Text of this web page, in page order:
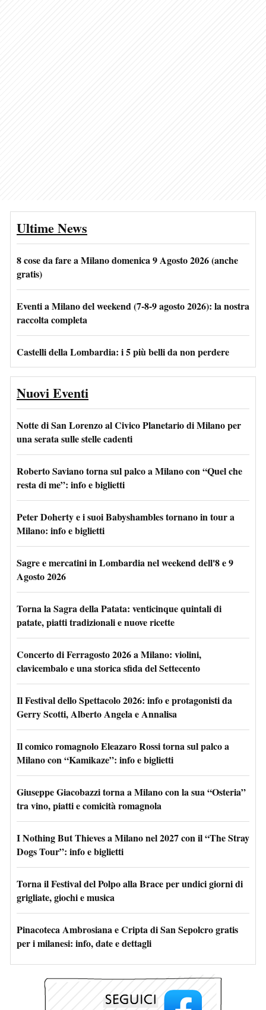
Ultime News
8 cose da fare a Milano domenica 9 Agosto 2026 (anche
gratis)
Eventi a Milano del weekend (7-8-9 agosto 2026): la nostra
raccolta completa
Castelli della Lombardia: i 5 più belli da non perdere
Nuovi Eventi
Notte di San Lorenzo al Civico Planetario di Milano per
una serata sulle stelle cadenti
Roberto Saviano torna sul palco a Milano con “Quel che
resta di me”: info e biglietti
Peter Doherty e i suoi Babyshambles tornano in tour a
Milano: info e biglietti
Sagre e mercatini in Lombardia nel weekend dell'8 e 9
Agosto 2026
Torna la Sagra della Patata: venticinque quintali di
patate, piatti tradizionali e nuove ricette
Concerto di Ferragosto 2026 a Milano: violini,
clavicembalo e una storica sfida del Settecento
Il Festival dello Spettacolo 2026: info e protagonisti da
Gerry Scotti, Alberto Angela e Annalisa
Il comico romagnolo Eleazaro Rossi torna sul palco a
Milano con “Kamikaze”: info e biglietti
Giuseppe Giacobazzi torna a Milano con la sua “Osteria”
tra vino, piatti e comicità romagnola
I Nothing But Thieves a Milano nel 2027 con il “The Stray
Dogs Tour”: info e biglietti
Torna il Festival del Polpo alla Brace per undici giorni di
grigliate, giochi e musica
Pinacoteca Ambrosiana e Cripta di San Sepolcro gratis
per i milanesi: info, date e dettagli